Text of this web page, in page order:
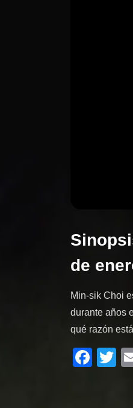
de
Min-sik Choi
durante años
qué razón